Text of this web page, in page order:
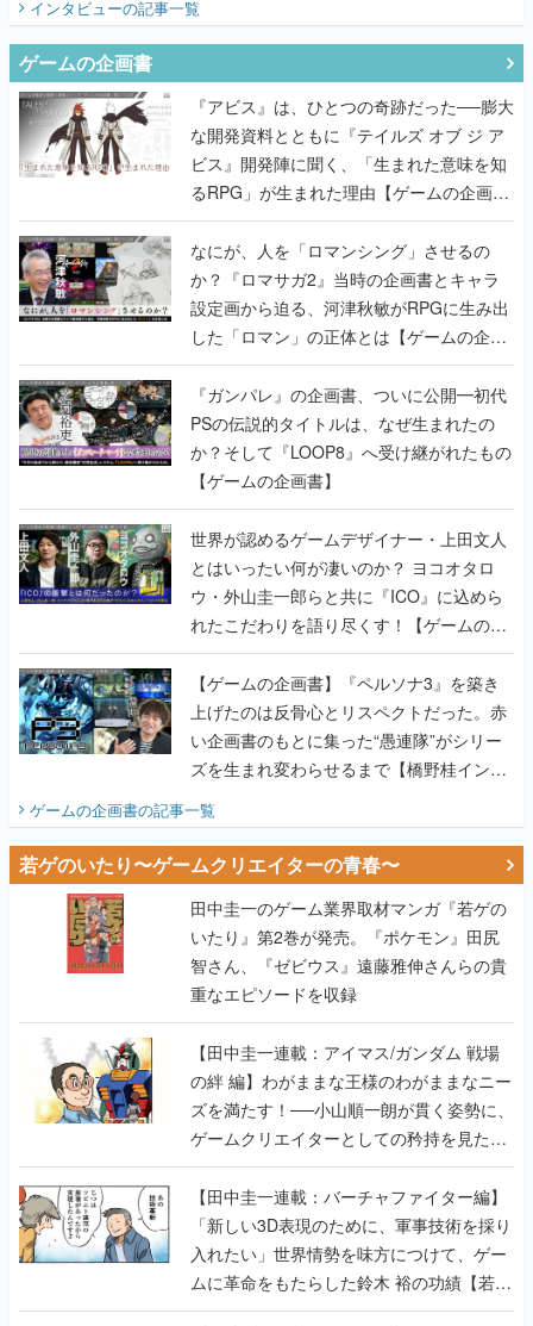
インタビューの記事一覧
ゲームの企画書
『アビス』は、ひとつの奇跡だった──膨大
な開発資料とともに『テイルズ オブ ジ ア
ビス』開発陣に聞く、「生まれた意味を知
るRPG」が生まれた理由【ゲームの企画
書】
なにが、人を「ロマンシング」させるの
か？『ロマサガ2』当時の企画書とキャラ
設定画から迫る、河津秋敏がRPGに生み出
した「ロマン」の正体とは【ゲームの企画
書】
『ガンパレ』の企画書、ついに公開━初代
PSの伝説的タイトルは、なぜ生まれたの
か？そして『LOOP8』へ受け継がれたもの
【ゲームの企画書】
世界が認めるゲームデザイナー・上田文人
とはいったい何が凄いのか？ ヨコオタロ
ウ・外山圭一郎らと共に『ICO』に込めら
れたこだわりを語り尽くす！【ゲームの企
画書】
【ゲームの企画書】『ペルソナ3』を築き
上げたのは反骨心とリスペクトだった。赤
い企画書のもとに集った“愚連隊”がシリー
ズを生まれ変わらせるまで【橋野桂インタ
ゲームの企画書の記事一覧
若ゲのいたり〜ゲームクリエイターの青春〜
田中圭一のゲーム業界取材マンガ『若ゲの
いたり』第2巻が発売。『ポケモン』田尻
智さん、『ゼビウス』遠藤雅伸さんらの貴
重なエピソードを収録
【田中圭一連載：アイマス/ガンダム 戦場
の絆 編】わがままな王様のわがままなニー
ズを満たす！──小山順一朗が貫く姿勢に、
ゲームクリエイターとしての矜持を見た
【若ゲのいたり最終回】
【田中圭一連載：バーチャファイター編】
「新しい3D表現のために、軍事技術を採り
入れたい」世界情勢を味方につけて、ゲー
ムに革命をもたらした鈴木 裕の功績【若ゲ
のいたり】